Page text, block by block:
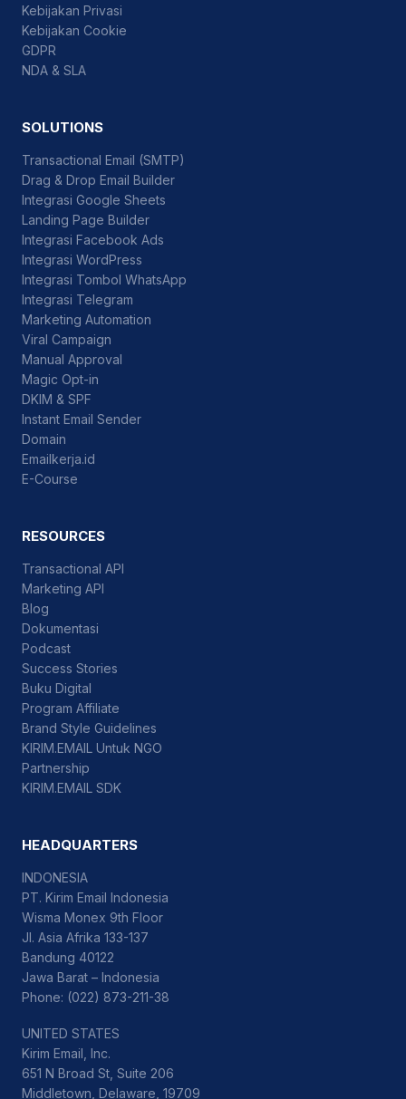
Kebijakan Privasi
Kebijakan Cookie
GDPR
NDA & SLA
SOLUTIONS
Transactional Email (SMTP)
Drag & Drop Email Builder
Integrasi Google Sheets
Landing Page Builder
Integrasi Facebook Ads
Integrasi WordPress
Integrasi Tombol WhatsApp
Integrasi Telegram
Marketing Automation
Viral Campaign
Manual Approval
Magic Opt-in
DKIM & SPF
Instant Email Sender
Domain
Emailkerja.id
E-Course
RESOURCES
Transactional API
Marketing API
Blog
Dokumentasi
Podcast
Success Stories
Buku Digital
Program Affiliate
Brand Style Guidelines
KIRIM.EMAIL Untuk NGO
Partnership
KIRIM.EMAIL SDK
HEADQUARTERS
INDONESIA
PT. Kirim Email Indonesia
Wisma Monex 9th Floor
Jl. Asia Afrika 133-137
Bandung 40122
Jawa Barat – Indonesia
Phone: (022) 873-211-38
UNITED STATES
Kirim Email, Inc.
651 N Broad St, Suite 206
Middletown, Delaware, 19709